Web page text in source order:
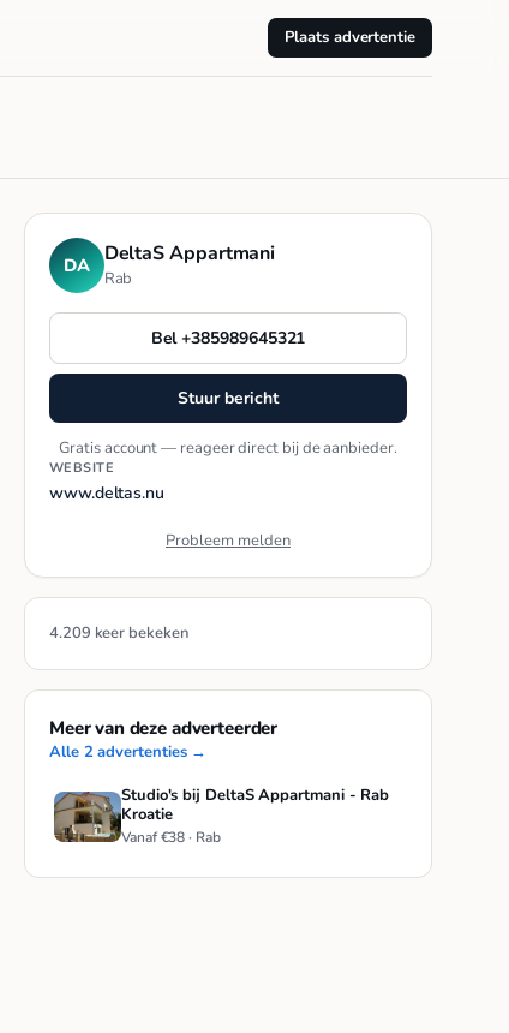
Plaats advertentie
DA DeltaS Appartmani
Rab
Bel +385989645321
Stuur bericht
Gratis account — reageer direct bij de aanbieder.
WEBSITE
www.deltas.nu
Probleem melden
4.209 keer bekeken
Meer van deze adverteerder
Alle 2 advertenties →
Studio's bij DeltaS Appartmani - Rab
Kroatie
Vanaf €38 · Rab